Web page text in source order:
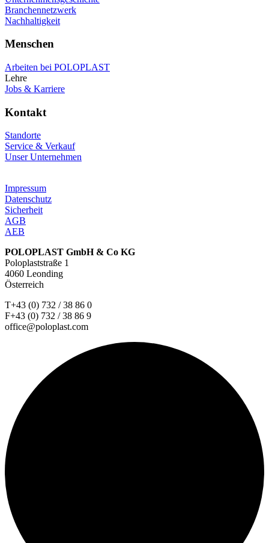
Branchennetzwerk
Nachhaltigkeit
Menschen
Arbeiten bei POLOPLAST
Lehre
Jobs & Karriere
Kontakt
Standorte
Service & Verkauf
Unser Unternehmen
Impressum
Datenschutz
Sicherheit
AGB
AEB
POLOPLAST GmbH & Co KG
Poloplaststraße 1
4060 Leonding
Österreich
T+43 (0) 732 / 38 86 0
F+43 (0) 732 / 38 86 9
office@poloplast.com